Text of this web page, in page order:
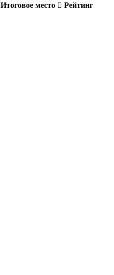
Итоговое место
Рейтинг